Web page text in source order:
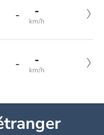
- -
km/h
- -
km/h